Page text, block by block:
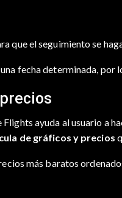
que el seguimiento se
fecha determinada,
ayuda al usuario a
de gráficos y precios
más baratos